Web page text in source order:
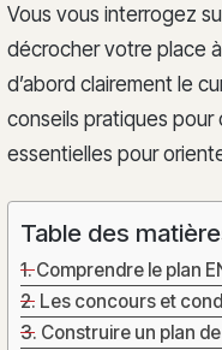
Vous vous interrogez
décrocher votre place à
d’abord clairement le
conseils pratiques
essentielles pour
Table des
Comprendre le plan
Les concours et
Construire un plan